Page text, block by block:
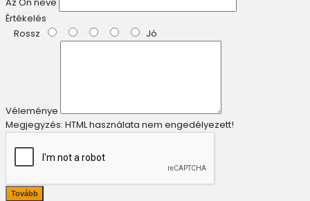
Értékelés
Rossz
Jó
Véleménye
Megjegyzés: HTML használata nem engedélyezett!
Tovább